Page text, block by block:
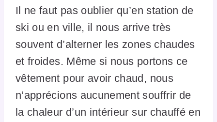
Il ne faut pas oublier qu’en station de
ski ou en ville, il nous arrive très
souvent d’alterner les zones chaudes
et froides. Même si nous portons ce
vêtement pour avoir chaud, nous
n’apprécions aucunement souffrir de
la chaleur d’un intérieur sur chauffé en